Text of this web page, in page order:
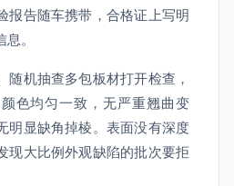
报告随车携带，合格证上写明
。
随机抽查多包板材打开检查，
色均匀一致，无严重翘曲变
明显缺角掉棱。表面没有深度
现大比例外观缺陷的批次要拒